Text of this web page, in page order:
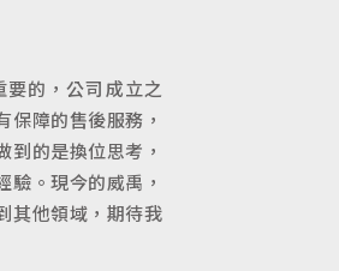
的，公司成立之
保障的售後服務，
到的是換位思考，
驗。現今的威禹，
其他領域，期待我